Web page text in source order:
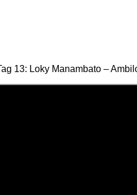
13: Loky Manambato –